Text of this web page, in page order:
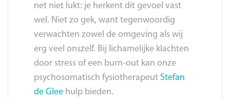
net niet lukt: je herkent dit gevoel vast
wel. Niet zo gek, want tegenwoordig
verwachten zowel de omgeving als wij
erg veel onszelf. Bij lichamelijke klachten
door stress of een burn-out kan onze
psychosomatisch fysiotherapeut Stefan
de Glee hulp bieden.